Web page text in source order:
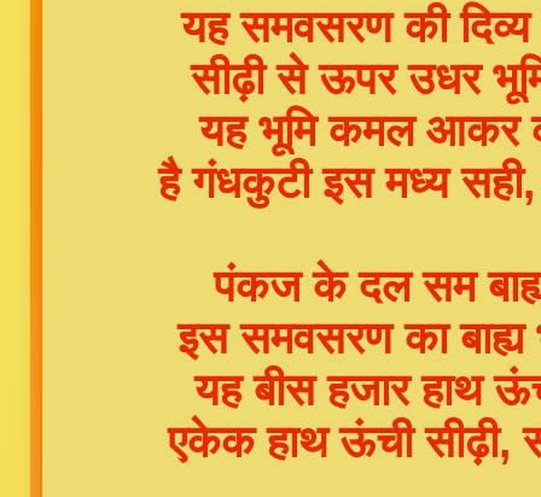
यह समवसरण की
सीढ़ी से ऊपर उधर
यह भूमि कमल आकर
है गंधकुटी इस मध्य
पंकज के दल सम
इस समवसरण का
यह बीस हजार हाथ
एकेक हाथ ऊंची सीढ़ी,